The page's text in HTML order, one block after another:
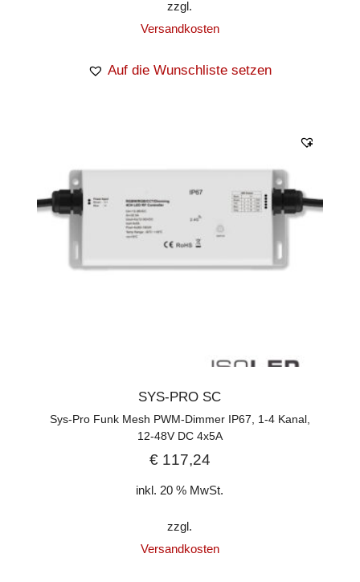
zzgl.
Versandkosten
Auf die Wunschliste setzen
SYS-PRO SC
Sys-Pro Funk Mesh PWM-Dimmer IP67, 1-4 Kanal,
12-48V DC 4x5A
€117,24
inkl. 20 % MwSt.
zzgl.
Versandkosten